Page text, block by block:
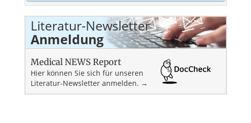
Literatur-Newsletter
Anmeldung
Medical NEWS Report
Hier können Sie sich für unseren
Literatur-Newsletter anmelden. →